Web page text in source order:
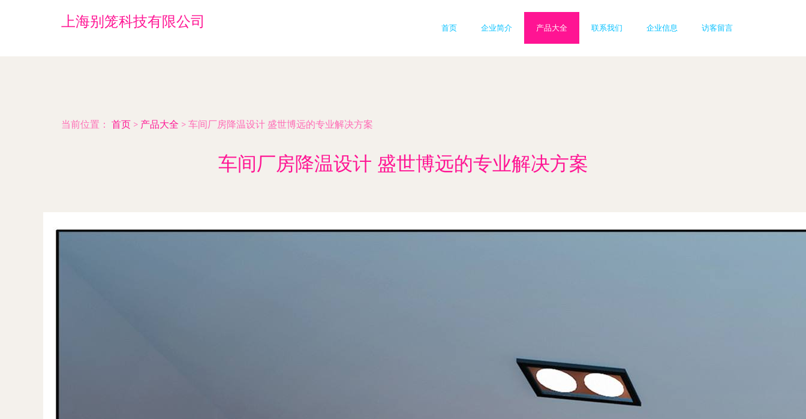
上海别笼科技有限公司 首页 企业简介 产品大全 联系我们 企业信息 访客留言
当前位置： 首页 > 产品大全 > 车间厂房降温设计 盛世博远的专业解决方案
车间厂房降温设计 盛世博远的专业解决方案